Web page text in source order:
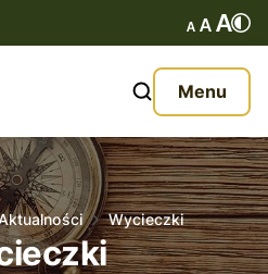
Menu
nas
Wycieczki